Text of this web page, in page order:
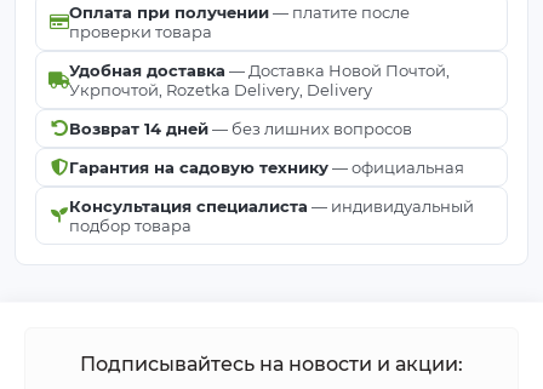
Оплата при получении— платите после
проверки товара
Удобная доставка — Доставка Новой Почтой,
Укрпочтой, Rozetka Delivery, Delivery
Возврат 14 дней— без лишних вопросов
Гарантия на садовую технику— официальная
Консультация специалиста — индивидуальный
подбор товара
Подписывайтесь на новости и акции: